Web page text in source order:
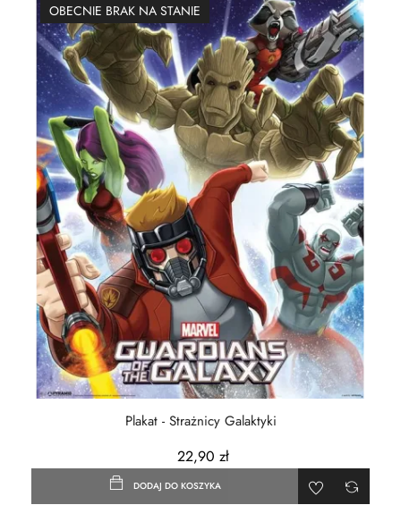
OBECNIE BRAK NA STANIE
Plakat - Strażnicy Galaktyki
22,90 zł
DODAJ DO KOSZYKA